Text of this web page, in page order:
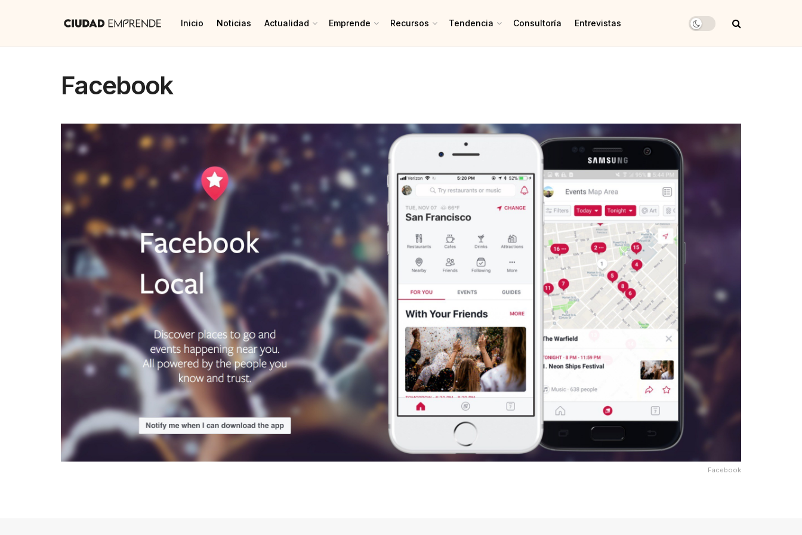
Inicio Noticias Actualidad Emprende Recursos Tendencia Consultoría Entrevistas
Facebook
Facebook